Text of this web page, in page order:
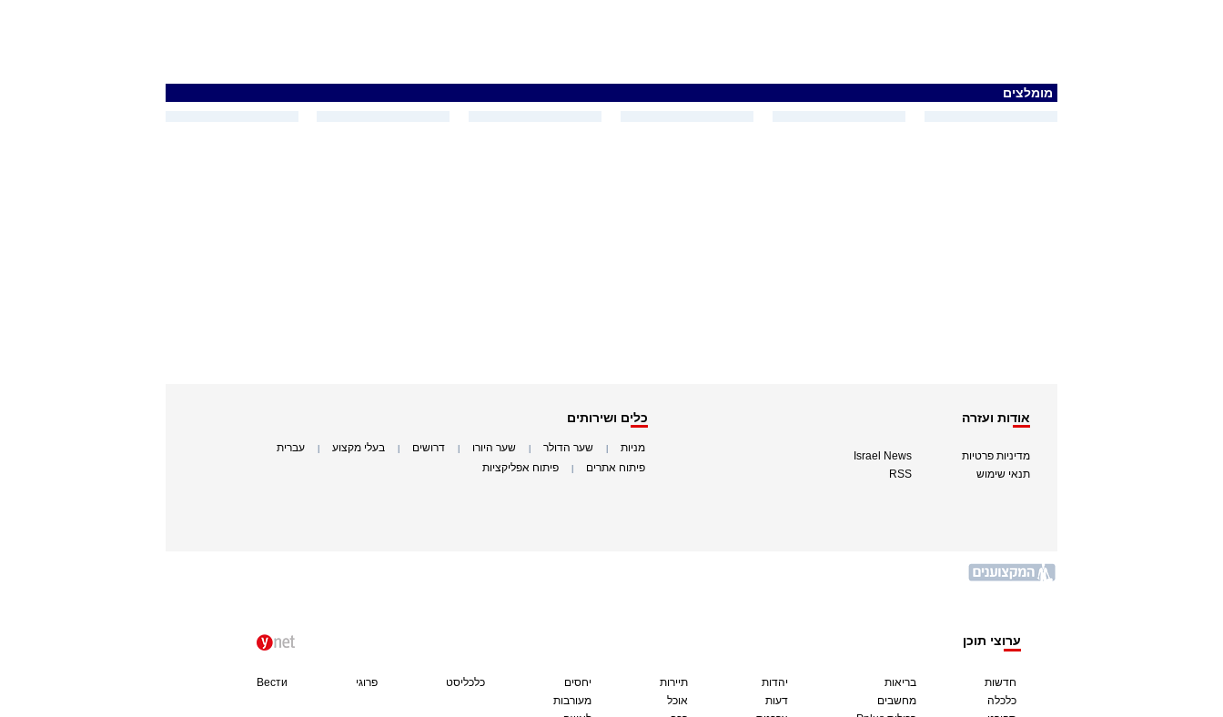
מומלצים
אודות ועזרה
מדיניות פרטיות
תנאי שימוש
Israel News
RSS
כלים ושירותים
מניות שער הדולר שער היורו דרושים בעלי מקצוע עברית
פיתוח אתרים פיתוח אפליקציות
ערוצי תוכן
חדשות
כלכלה
בריאות
מחשבים
יהדות
דעות
תיירות
אוכל
יחסים
מעורבות
כלכליסט פרוגי Вести